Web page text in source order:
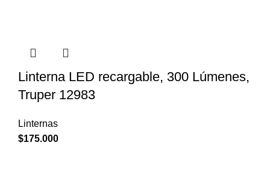
Linterna LED recargable, 300 Lúmenes,
Truper 12983
Linternas
$175.000